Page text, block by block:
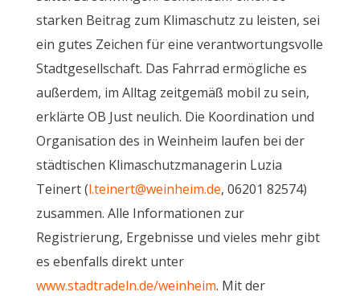
starken Beitrag zum Klimaschutz zu leisten, sei
ein gutes Zeichen für eine verantwortungsvolle
Stadtgesellschaft. Das Fahrrad ermögliche es
außerdem, im Alltag zeitgemäß mobil zu sein,
erklärte OB Just neulich. Die Koordination und
Organisation des in Weinheim laufen bei der
städtischen Klimaschutzmanagerin Luzia
Teinert (l.teinert@weinheim.de, 06201 82574)
zusammen. Alle Informationen zur
Registrierung, Ergebnisse und vieles mehr gibt
es ebenfalls direkt unter
www.stadtradeln.de/weinheim. Mit der